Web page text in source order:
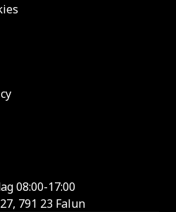
08:00-17:00
791 23 Falun